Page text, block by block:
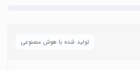
تولید شده با هوش مصنوعی